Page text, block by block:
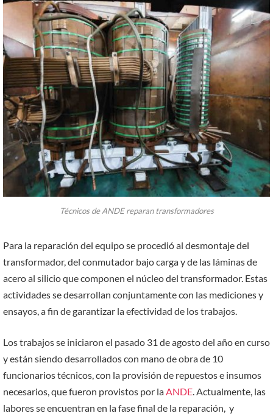
Técnicos de ANDE reparan transformadores
Para la reparación del equipo se procedió al desmontaje del
transformador, del conmutador bajo carga y de las láminas de
acero al silicio que componen el núcleo del transformador. Estas
actividades se desarrollan conjuntamente con las mediciones y
ensayos, a fin de garantizar la efectividad de los trabajos.
Los trabajos se iniciaron el pasado 31 de agosto del año en curso
y están siendo desarrollados con mano de obra de 10
funcionarios técnicos, con la provisión de repuestos e insumos
necesarios, que fueron provistos por laANDE. Actualmente, las
labores se encuentran en la fase final de la reparación, y